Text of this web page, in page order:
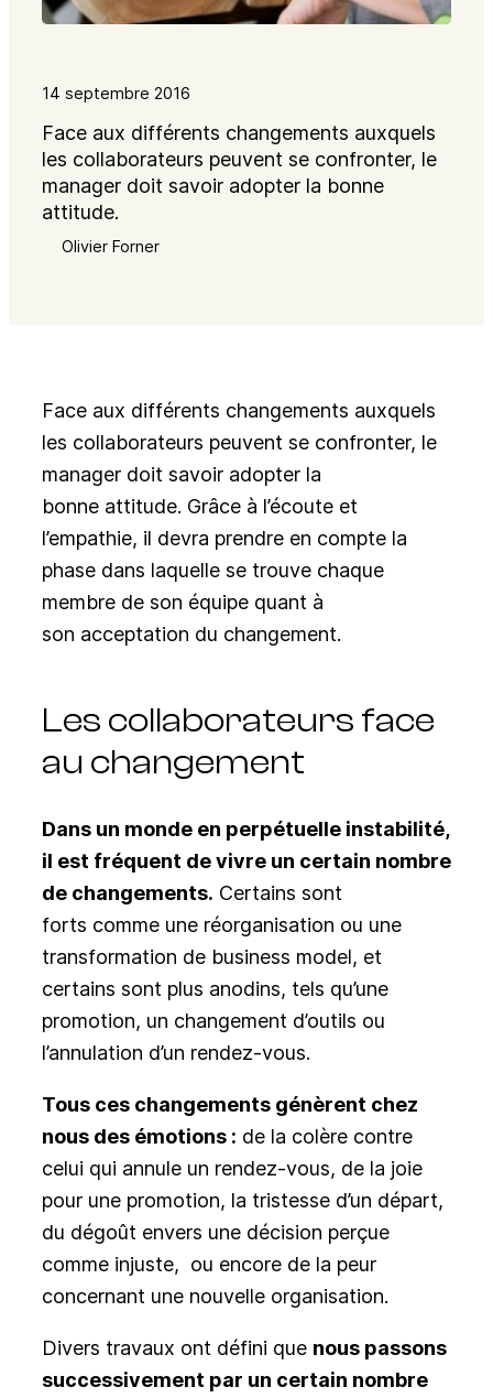
14 septembre 2016
Face aux différents changements auxquels
les collaborateurs peuvent se confronter, le
manager doit savoir adopter la bonne
attitude.
Olivier Forner
Face aux différents changements auxquels
les collaborateurs peuvent se confronter, le
manager doit savoir adopter la
bonne attitude. Grâce à l’écoute et
l’empathie, il devra prendre en compte la
phase dans laquelle se trouve chaque
membre de son équipe quant à
son acceptation du changement.
Les collaborateurs face
au changement
Dans un monde en perpétuelle instabilité,
il est fréquent de vivre un certain nombre
de changements. Certains sont
forts comme une réorganisation ou une
transformation de business model, et
certains sont plus anodins, tels qu’une
promotion, un changement d’outils ou
l’annulation d’un rendez-vous.
Tous ces changements génèrent chez
nous des émotions : de la colère contre
celui qui annule un rendez-vous, de la joie
pour une promotion, la tristesse d’un départ,
du dégoût envers une décision perçue
comme injuste, ou encore de la peur
concernant une nouvelle organisation.
Divers travaux ont défini que nous passons
successivement par un certain nombre